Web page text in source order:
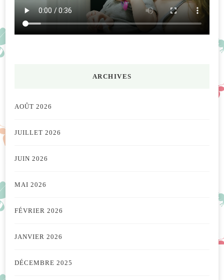
ARCHIVES
AOÛT 2026
JUILLET 2026
JUIN 2026
MAI 2026
FÉVRIER 2026
JANVIER 2026
DÉCEMBRE 2025